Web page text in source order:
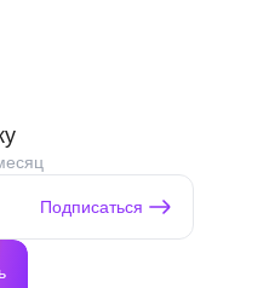
Подписаться